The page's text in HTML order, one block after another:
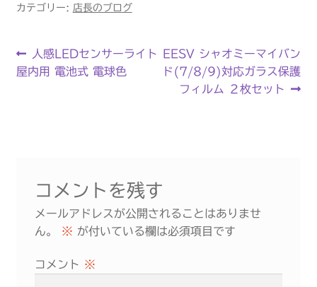
商品・サービス
カテゴリー: 店長のブログ
投
稿
ー
シ
ン
前
の
人感LEDセンサーライト
屋内用 電池式 電球色
次
の
EESV シャオミーマイバン
ド(7/8/9)対応ガラス保護
フィルム ２枚セット
コメントを残す
メールアドレスが公開されることはありませ
ん。
※ が付いている欄は必須項目です
コメント ※